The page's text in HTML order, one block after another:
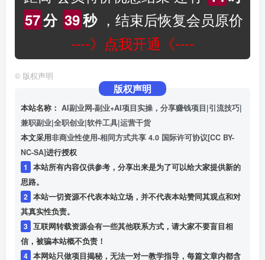
57分 38秒，结束后恢复会员原价
----》点我开通《----
© 版权声明
版权声明
本站名称： AI副业网-副业+AI项目实操，分享赚钱项目|引流技巧|
兼职副业|全职创业|软件工具|运营干货
本文采用非商业性使用-相同方式共享 4.0 国际许可协议[CC BY-
NC-SA]进行授权
1
本站所有内容仅供参考，分享出来是为了可以给大家提供新的
思路。
2 本站一切资源不代表本站立场，并不代表本站赞同其观点和对
其真实性负责。
3 互联网转载资源会有一些其他联系方式，请大家不要盲目相
信，被骗本站概不负责！
4 本网站只做项目揭秘，无法一对一教学指导，每篇文章内都含